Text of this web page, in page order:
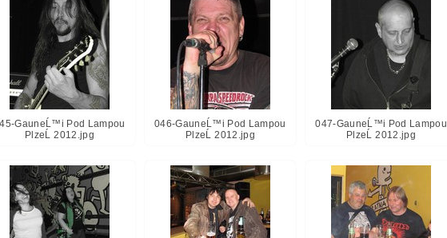
GauneĹ™i Pod Lampou
PlzeĹ 2012.jpg
046-GauneĹ™i Pod Lampou
PlzeĹ 2012.jpg
047-GauneĹ™i Pod Lampou
PlzeĹ 2012.jpg